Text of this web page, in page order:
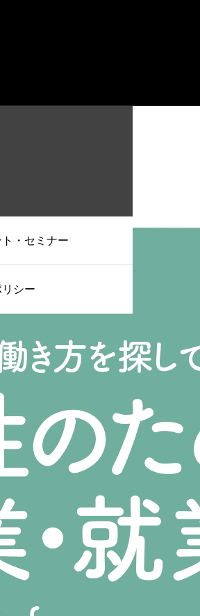
・セミナー
シー